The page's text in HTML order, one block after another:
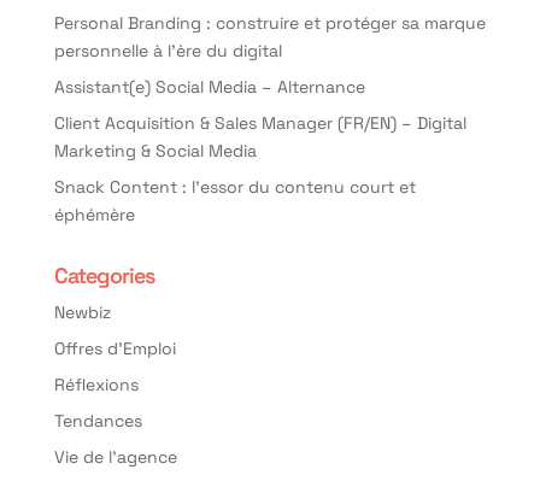
Personal Branding : construire et protéger sa marque
personnelle à l’ère du digital
Assistant(e) Social Media – Alternance
Client Acquisition & Sales Manager (FR/EN) – Digital
Marketing & Social Media
Snack Content : l’essor du contenu court et
éphémère
Categories
Newbiz
Offres d'Emploi
Réflexions
Tendances
Vie de l'agence